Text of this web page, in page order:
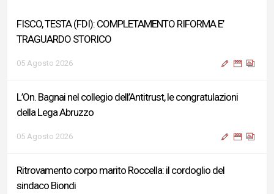
FISCO, TESTA (FDI): COMPLETAMENTO RIFORMA E’
TRAGUARDO STORICO
05 Agosto 2026
L’On. Bagnai nel collegio dell’Antitrust, le congratulazioni
della Lega Abruzzo
05 Agosto 2026
Ritrovamento corpo marito Roccella: il cordoglio del
sindaco Biondi